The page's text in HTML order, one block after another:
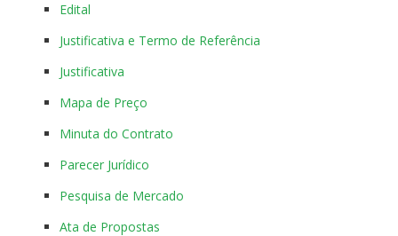
Edital
Justificativa e Termo de Referência
Justificativa
Mapa de Preço
Minuta do Contrato
Parecer Jurídico
Pesquisa de Mercado
Ata de Propostas